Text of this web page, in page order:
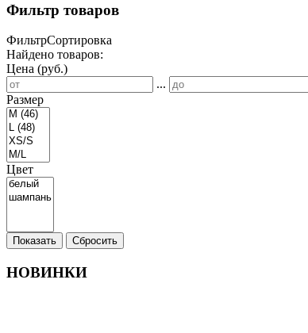
Фильтр товаров
ФильтрСортировка
Найдено товаров:
Цена (руб.)
...
Размер
Цвет
Показать Сбросить
НОВИНКИ